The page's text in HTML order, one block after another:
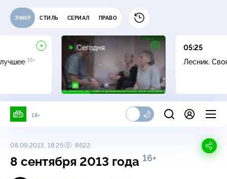
ЭФИР СТИЛЬ СЕРИАЛ ПРАВО
16+
Сегодня
05:25
Лесник.
18+
08.09.2013, 18:25 8622
8 сентября 2013 года 16+